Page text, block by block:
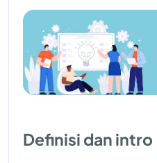
Definisi dan intro